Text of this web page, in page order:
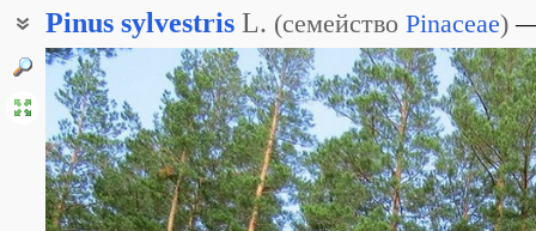
Pinus sylvestris L. (семейство Pinaceae)
Сосна Крылова
Сосна лесная
Сосна меловая